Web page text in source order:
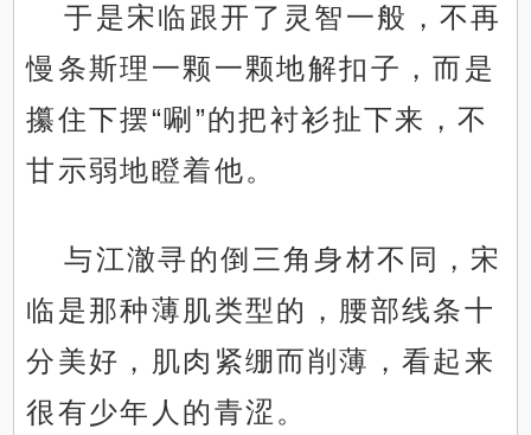
于是宋临跟开了灵智一般，不再
慢条斯理一颗一颗地解扣子，而是
攥住下摆“唰”的把衬衫扯下来，不
甘示弱地瞪着他。
与江澈寻的倒三角身材不同，宋
临是那种薄肌类型的，腰部线条十
分美好，肌肉紧绷而削薄，看起来
很有少年人的青涩。